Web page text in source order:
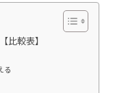
比較表】
る